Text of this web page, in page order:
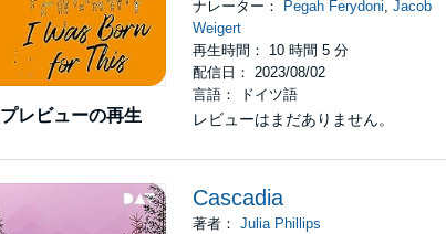
プレビューの再生
ナレーター： Pegah Ferydoni ,Jacob
Weigert
再生時間： 10 時間 5 分
配信日： 2023/08/02
言語： ドイツ語
レビューはまだありません。
Cascadia
著者：Julia Phillips